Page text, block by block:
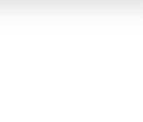
hizmetlerinin sunulması
ve sizlere yönelik
kullanılacaktır.
ilişkin detaylı bilgi için Ayarlar
okumak ve sitemizde ilgili